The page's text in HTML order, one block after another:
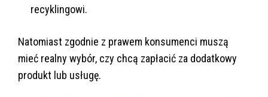
recyklingowi.
Natomiast zgodnie z prawem konsumenci muszą
mieć realny wybór, czy chcą zapłacić za dodatkowy
produkt lub usługę.